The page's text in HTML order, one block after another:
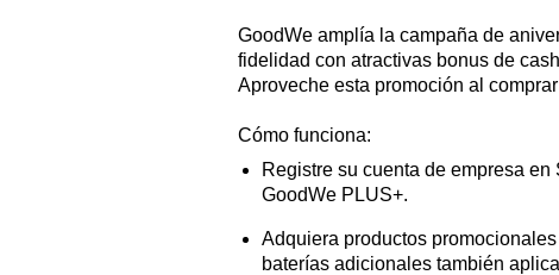
GoodWe amplía la campaña de
fidelidad con atractivas bonus de
Aproveche esta promoción al
Cómo funciona:
Registre su cuenta de empresa
GoodWe PLUS+.
Adquiera productos
baterías adicionales también